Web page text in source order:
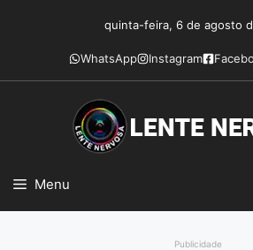
conteúdo
quinta-feira, 6 de agosto
WhatsApp Instagram
Menu
Publicidade